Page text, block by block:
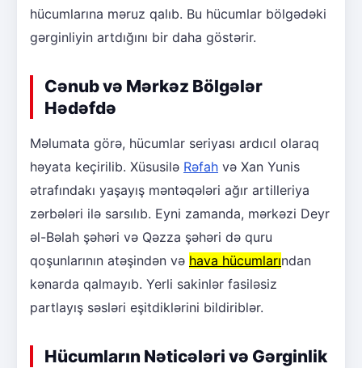
hücumlarına məruz qalıb. Bu hücumlar bölgədəki
gərginliyin artdığını bir daha göstərir.
Cənub və Mərkəz Bölgələr
Hədəfdə
Məlumata görə, hücumlar seriyası ardıcıl olaraq
həyata keçirilib. Xüsusilə Rəfah və Xan Yunis
ətrafındakı yaşayış məntəqələri ağır artilleriya
zərbələri ilə sarsılıb. Eyni zamanda, mərkəzi Deyr
əl-Bəlah şəhəri və Qəzza şəhəri də quru
qoşunlarının atəşindən və hava hücumlarından
kənarda qalmayıb. Yerli sakinlər fasiləsiz
partlayış səsləri eşitdiklərini bildiriblər.
Hücumların Nəticələri və Gərginlik